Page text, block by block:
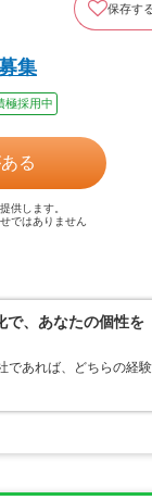
保存す
集
極採用中
る
供します。
ではありません
で、あなたの個性を
であれば、どちらの経験